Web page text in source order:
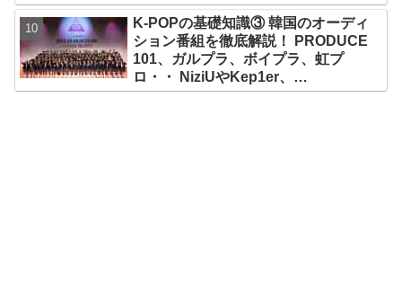
K-POPの基礎知識③ 韓国のオーディ
ション番組を徹底解説！ PRODUCE
101、ガルプラ、ボイプラ、虹プ
ロ・・ NiziUやKep1er、
ZEROBASEONEら人気グループが